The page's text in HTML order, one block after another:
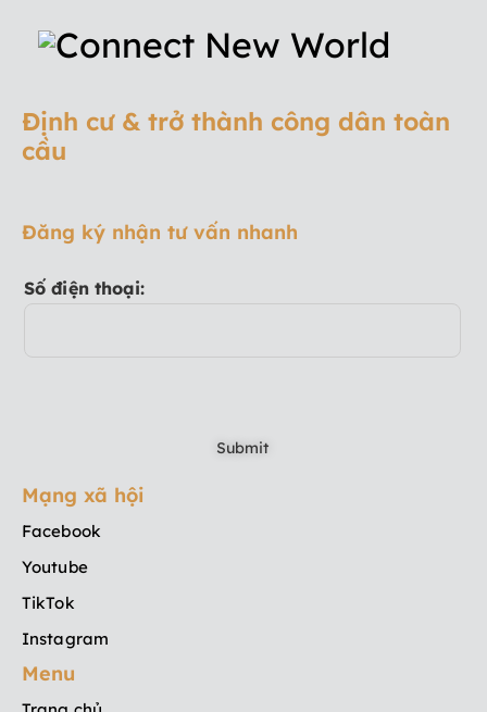
Định cư & trở thành công dân toàn
cầu
Đăng ký nhận tư vấn nhanh
Số điện thoại:
Mạng xã hội
Facebook
Youtube
TikTok
Instagram
Menu